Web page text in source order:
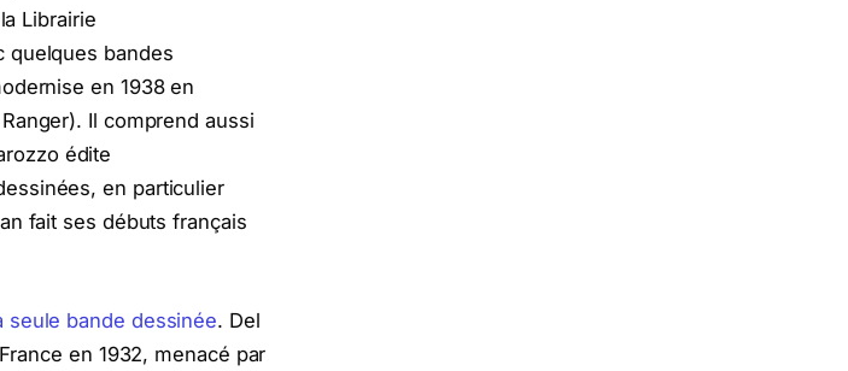
Librairie
quelques bandes
en 1938 en
Il comprend aussi
édite
en particulier
fait ses débuts français
seule bande dessinée. Del
en 1932, menacé par